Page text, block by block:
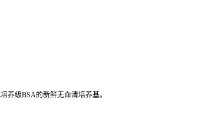
养级BSA的新鲜无血清培养基。